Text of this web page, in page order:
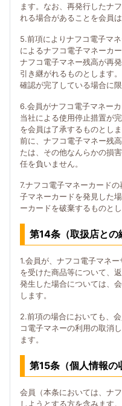
ます。なお、再発行したナ
れる場合があることを会員
5.前項によりナフコ電子マ
によるナフコ電子マネーカ
ナフコ電子マネー残高が再
引き継がれるものとします
確認が完了している場合に限
6.会員がナフコ電子マネー
当社による使用停止措置が
を会員は了承するものとし
前に、ナフコ電子マネー残
たは、その他なんらかの損
任を負いません。
7.ナフコ電子マネーカード
子マネーカードを発見した
ーカードを破棄するものとし
第14条（取扱店との
1.会員が、ナフコ電子マネ
を受けた商品等について、
発生した場合については、
します。
2.前項の場合においても、
コ電子マネーの利用の取消
ます。
第15条（個人情報の
会員（本条においては、ナ
しようとする方を含みます